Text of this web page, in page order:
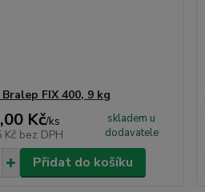
FIX 400, 9 kg
Kč/ks
Kč bez DPH
skladem u
dodavatele
Přidat do košíku